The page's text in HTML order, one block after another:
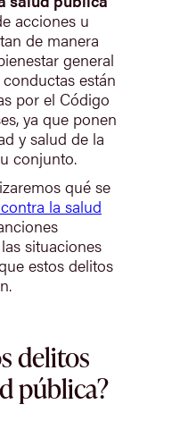
acciones u
de manera
general
están
por el Código
ya que ponen
y salud de la
conjunto.
qué se
la salud
situaciones
estos delitos
delitos
pública?